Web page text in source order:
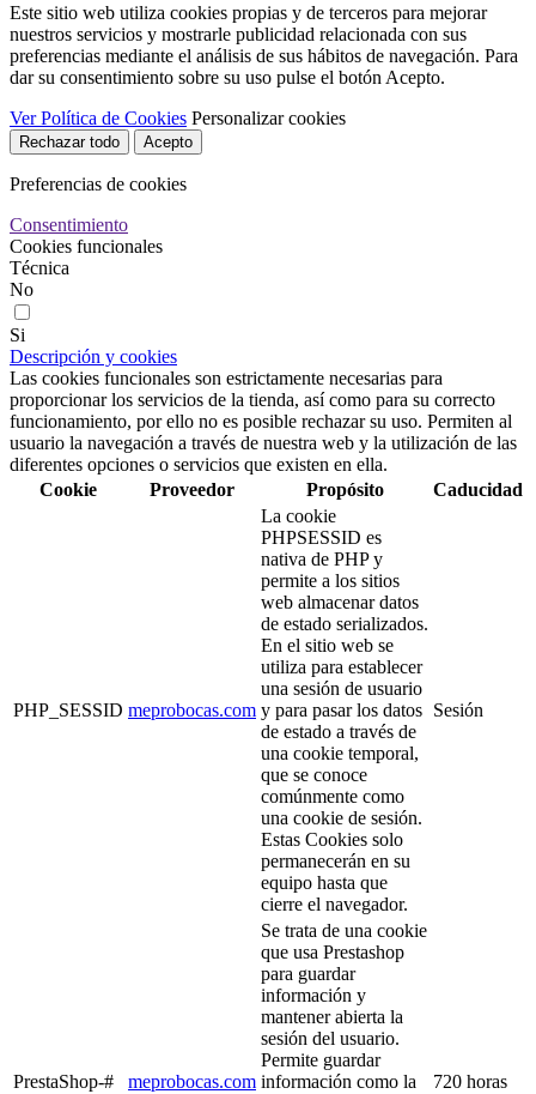
Este sitio web utiliza cookies propias y de terceros para mejorar
nuestros servicios y mostrarle publicidad relacionada con sus
preferencias mediante el análisis de sus hábitos de navegación. Para
dar su consentimiento sobre su uso pulse el botón Acepto.
Ver Política de Cookies Personalizar cookies
Rechazar todo Acepto
Preferencias de cookies
Consentimiento
Cookies funcionales
Técnica
No
Si
Descripción y cookies
Las cookies funcionales son estrictamente necesarias para
proporcionar los servicios de la tienda, así como para su correcto
funcionamiento, por ello no es posible rechazar su uso. Permiten al
usuario la navegación a través de nuestra web y la utilización de las
diferentes opciones o servicios que existen en ella.
Cookie
Proveedor Propósito Caducidad
PHP_SESSID meprobocas.com
La cookie
PHPSESSID es
nativa de PHP y
permite a los sitios
web almacenar datos
de estado serializados.
En el sitio web se
utiliza para establecer
una sesión de usuario
y para pasar los datos
de estado a través de
una cookie temporal,
que se conoce
comúnmente como
una cookie de sesión.
Estas Cookies solo
permanecerán en su
equipo hasta que
cierre el navegador.
Sesión
PrestaShop-# meprobocas.com
Se trata de una cookie
que usa Prestashop
para guardar
información y
mantener abierta la
sesión del usuario.
Permite guardar
información como la
720 horas